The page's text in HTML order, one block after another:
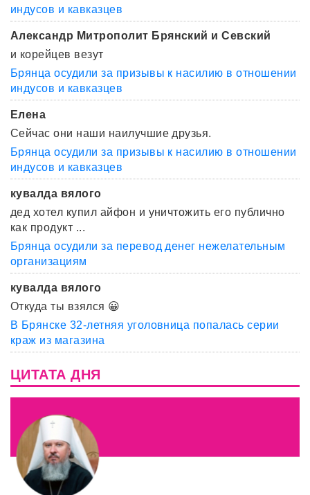
индусов и кавказцев
Александр Митрополит Брянский и Севский
и корейцев везут
Брянца осудили за призывы к насилию в отношении
индусов и кавказцев
Елена
Сейчас они наши наилучшие друзья.
Брянца осудили за призывы к насилию в отношении
индусов и кавказцев
кувалда вялого
дед хотел купил айфон и уничтожить его публично
как продукт ...
Брянца осудили за перевод денег нежелательным
организациям
кувалда вялого
Откуда ты взялся 😀
В Брянске 32-летняя уголовница попалась серии
краж из магазина
ЦИТАТА ДНЯ